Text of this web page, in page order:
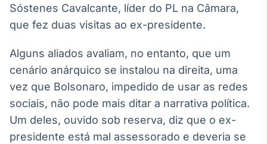
Sóstenes Cavalcante, líder do PL na Câmara,
que fez duas visitas ao ex-presidente.
Alguns aliados avaliam, no entanto, que um
cenário anárquico se instalou na direita, uma
vez que Bolsonaro, impedido de usar as redes
sociais, não pode mais ditar a narrativa política.
Um deles, ouvido sob reserva, diz que o ex-
presidente está mal assessorado e deveria se